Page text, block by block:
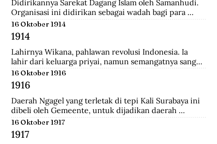
Didirikannya Sarekat Dagang Islam oleh Samanhudi.
Organisasi ini didirikan sebagai wadah bagi para
pengusaha batik di Surakarta. Organisasi ini
merupakan organisasi pertama yang lahir dari
Indonesia untuk menentang politik kekuasaan
Belanda.
16 Oktober 1914
1914
Lahirnya Wikana, pahlawan revolusi Indonesia. Ia
lahir dari keluarga priyai, namun semangatnya sangat
tinggi dalam memperjuangkan kemerdekaan dari
tangan penjajah.
16 Oktober 1916
1916
Daerah Ngagel yang terletak di tepi Kali Surabaya ini
dibeli oleh Gemeente, untuk dijadikan daerah
industri baru di Surabaya.
16 Oktober 1917
1917